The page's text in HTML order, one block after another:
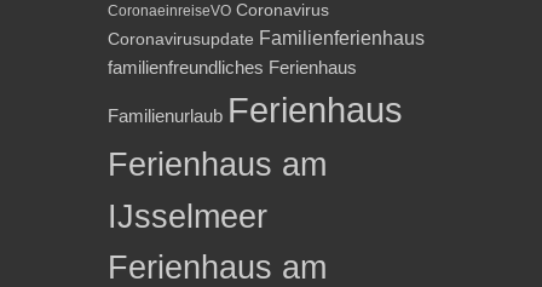
CoronaeinreiseVO Coronavirus
Coronavirusupdate Familienferienhaus
familienfreundliches Ferienhaus
Familienurlaub Ferienhaus
Ferienhaus am
IJsselmeer
Ferienhaus am